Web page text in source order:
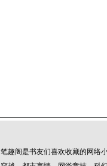
笔趣阁是书友们喜欢收藏的网络